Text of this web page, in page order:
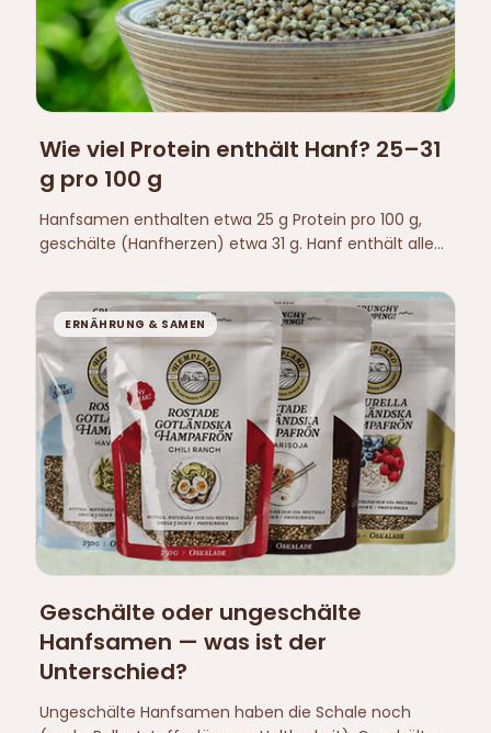
Wie viel Protein enthält Hanf? 25–31
g pro 100 g
Hanfsamen enthalten etwa 25 g Protein pro 100 g,
geschälte (Hanfherzen) etwa 31 g. Hanf enthält alle
ERNÄHRUNG & SAMEN
Geschälte oder ungeschälte
Hanfsamen — was ist der
Unterschied?
Ungeschälte Hanfsamen haben die Schale noch